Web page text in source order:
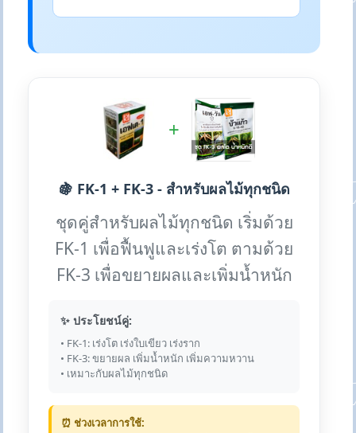
+
🍇 FK-1 + FK-3 - สำหรับผลไม้ทุกชนิด
ชุดคู่สำหรับผลไม้ทุกชนิด เริ่มด้วย
FK-1 เพื่อฟื้นฟูและเร่งโต ตามด้วย
FK-3 เพื่อขยายผลและเพิ่มน้ำหนัก
✨ ประโยชน์คู่:
• FK-1: เร่งโต เร่งใบเขียว เร่งราก
• FK-3: ขยายผล เพิ่มน้ำหนัก เพิ่มความหวาน
• เหมาะกับผลไม้ทุกชนิด
⏰ ช่วงเวลาการใช้: